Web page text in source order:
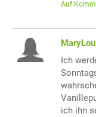
Auf
MaryLou
Ich
ich ihn